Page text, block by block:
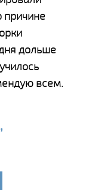
дольше
всем.